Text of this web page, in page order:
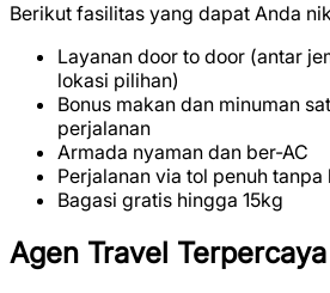
Berikut fasilitas yang dapat Anda
Layanan door to door (antar
lokasi pilihan)
Bonus makan dan minuman
perjalanan
Armada nyaman dan ber-AC
Perjalanan via tol penuh
Bagasi gratis hingga 15kg
Agen Travel Terpercaya